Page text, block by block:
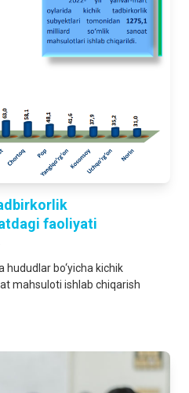
faoliyati
bo‘yicha kichik
mahsuloti ishlab chiqarish